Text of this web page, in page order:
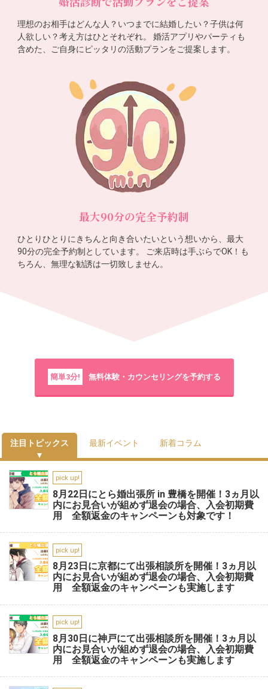
理想のお相手はどんな人？いつまでに結婚したい？子供は何
人欲しい？考え方はひとそれぞれ。 婚活アプリやパーティも
含めた、ご自身にピッタリの活動プランをご提案します。
最大90分の完全予約制
ひとりひとりにきちんと向き合いたいという想いから、最大
90分の完全予約制としています。 ご来店時は手ぶらでOK！も
ちろん、無理な勧誘は一切致しません。
簡単3分! 無料体験・カウンセリングを予約する
注目トピックス 最新イベント 新着コラム
pick up!
8月22日にとら婚出張所 in 豊橋を開催！3ヵ月以
内にお見合いが組めず退会の場合、入会初期費
用 全額返金のキャンペーンも対象です！
pick up!
8月23日に京都にて出張相談所を開催！3ヵ月以
内にお見合いが組めず退会の場合、入会初期費
用 全額返金のキャンペーンも実施します
pick up!
8月30日に神戸にて出張相談所を開催！3ヵ月以
内にお見合いが組めず退会の場合、入会初期費
用 全額返金のキャンペーンも実施します